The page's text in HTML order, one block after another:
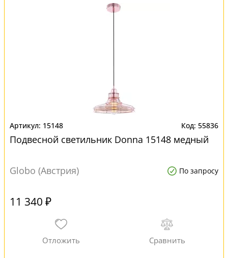
15148 55836
Подвесной светильник Donna 15148 медный
Globo (Австрия) По запросу
11 340 ₽